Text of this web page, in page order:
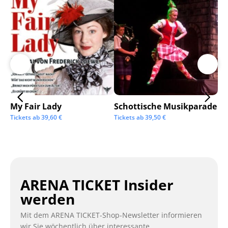
My Fair Lady
Tickets ab39,60€
Schottische Musikparade
Tickets ab39,50€
ARENA TICKET Insider
werden
Mit dem ARENA TICKET-Shop-Newsletter informieren